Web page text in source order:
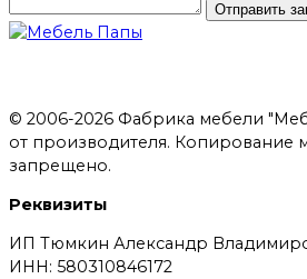
Отправить
© 2006-2026 Фабрика мебели
от производителя. Копирование
запрещено.
Реквизиты
ИП Тюмкин Александр
ИНН: 580310846172